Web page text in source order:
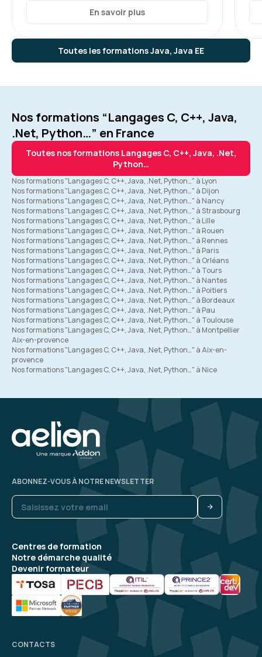
Toutes les formations Java, Java EE
En savoir plus
Nos formations “Langages C, C++, Java,
.Net, Python…” en France
Toutes nos formations Langages C, C++, Java, .Net,
Python…
Nos formations "Langages C, C++, Java, .Net, Python…" à Lyon
Nos formations "Langages C, C++, Java, .Net, Python…" à Dijon
Nos formations "Langages C, C++, Java, .Net, Python…" à Nancy
Nos formations "Langages C, C++, Java, .Net, Python…" à Strasbourg
Nos formations "Langages C, C++, Java, .Net, Python…" à Lille
Nos formations "Langages C, C++, Java, .Net, Python…" à Rouen
Nos formations "Langages C, C++, Java, .Net, Python…" à Rennes
Nos formations "Langages C, C++, Java, .Net, Python…" à Paris
Nos formations "Langages C, C++, Java, .Net, Python…" à Orléans
Nos formations "Langages C, C++, Java, .Net, Python…" à Tours
Nos formations "Langages C, C++, Java, .Net, Python…" à Nantes
Nos formations "Langages C, C++, Java, .Net, Python…" à Poitiers
Nos formations "Langages C, C++, Java, .Net, Python…" à Bordeaux
Nos formations "Langages C, C++, Java, .Net, Python…" à Pau
Nos formations "Langages C, C++, Java, .Net, Python…" à Toulouse
Nos formations "Langages C, C++, Java, .Net, Python…" à Montpellier
Aix-en-provence
Nos formations "Langages C, C++, Java, .Net, Python…" à Aix-en-
provence
Nos formations "Langages C, C++, Java, .Net, Python…" à Nice
Centres de formation
Notre démarche qualité
Devenir formateur
ABONNEZ-VOUS À NOTRE NEWSLETTER
CONTACTS